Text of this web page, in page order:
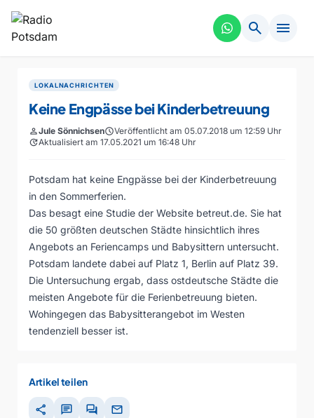
search menu
LOKALNACHRICHTEN
Keine Engpässe bei Kinderbetreuung
personJule SönnichsenscheduleVeröffentlicht am 05.07.2018 um 12:59 Uhr
updateAktualisiert am 17.05.2021 um 16:48 Uhr
Potsdam hat keine Engpässe bei der Kinderbetreuung
in den Sommerferien.
Das besagt eine Studie der Website betreut.de. Sie hat
die 50 größten deutschen Städte hinsichtlich ihres
Angebots an Feriencamps und Babysittern untersucht.
Potsdam landete dabei auf Platz 1, Berlin auf Platz 39.
Die Untersuchung ergab, dass ostdeutsche Städte die
meisten Angebote für die Ferienbetreuung bieten.
Wohingegen das Babysitterangebot im Westen
tendenziell besser ist.
Artikel teilen
share chat forum mail